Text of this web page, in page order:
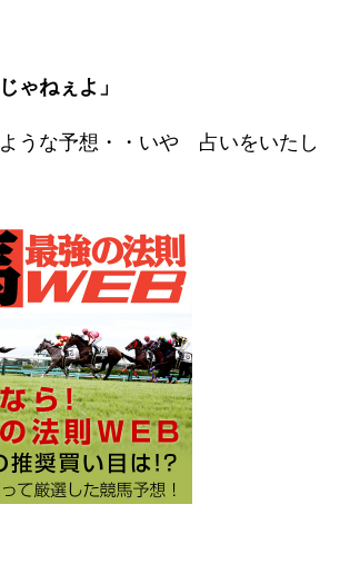
ゃねぇよ」
うな予想・・いや 占いをいたし